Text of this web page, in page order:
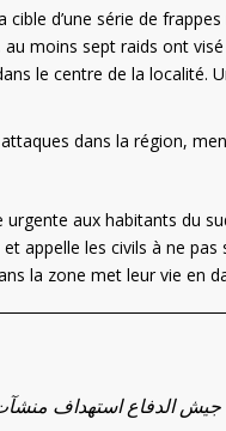
d’une série de
moins sept raids ont
le centre de la localité.
dans la région,
aux habitants du
appelle les civils à ne pas
la zone met leur vie en
الدفاع استهداف